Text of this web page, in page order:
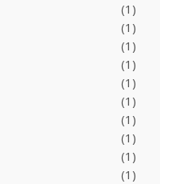
(1)
(1)
(1)
(1)
(1)
(1)
(1)
(1)
(1)
(1)